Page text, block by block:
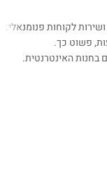
לקוחות פנומנאלי.
בחנות האינטרנטית.